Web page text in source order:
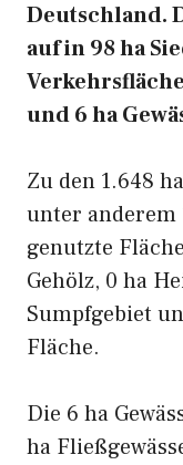
Deutschland.
auf in 98 ha
und 6 ha
Zu den 1.648
unter
genutzte
Gehölz, 0 ha
Sumpfgebiet
Fläche.
Die 6 ha
ha